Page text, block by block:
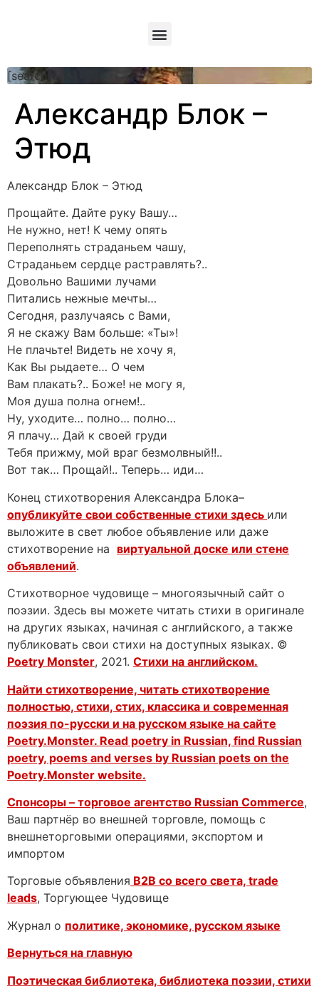
[searchform]
Александр Блок –
Этюд
Александр Блок – Этюд
Прощайте. Дайте руку Вашу…
Не нужно, нет! К чему опять
Переполнять страданьем чашу,
Страданьем сердце растравлять?..
Довольно Вашими лучами
Питались нежные мечты…
Сегодня, разлучаясь с Вами,
Я не скажу Вам больше: «Ты»!
Не плачьте! Видеть не хочу я,
Как Вы рыдаете… О чем
Вам плакать?.. Боже! не могу я,
Моя душа полна огнем!..
Ну, уходите… полно… полно…
Я плачу… Дай к своей груди
Тебя прижму, мой враг безмолвный!!..
Вот так… Прощай!.. Теперь… иди…
Конец стихотворения Александра Блока–
опубликуйте свои собственные стихи здесь или
выложите в свет любое объявление или даже
стихотворение на виртуальной доске или стене
объявлений.
Стихотворное чудовище – многоязычный сайт о
поэзии. Здесь вы можете читать стихи в оригинале
на других языках, начиная с английского, а также
публиковать свои стихи на доступных языках. ©
Poetry Monster, 2021. Стихи на английском.
Найти стихотворение, читать стихотворение
полностью, стихи, стих, классика и современная
поэзия по-русски и на русском языке на сайте
Poetry.Monster. Read poetry in Russian, find Russian
poetry, poems and verses by Russian poets on the
Poetry.Monster website.
Спонсоры – торговое агентство Russian Commerce,
Ваш партнёр во внешней торговле, помощь с
внешнеторговыми операциями, экспортом и
импортом
Торговые объявления B2B со всего света, trade
leads, Торгующее Чудовище
Журнал о политике, экономике, русском языке
Вернуться на главную
Поэтическая библиотека, библиотека поэзии, стихи